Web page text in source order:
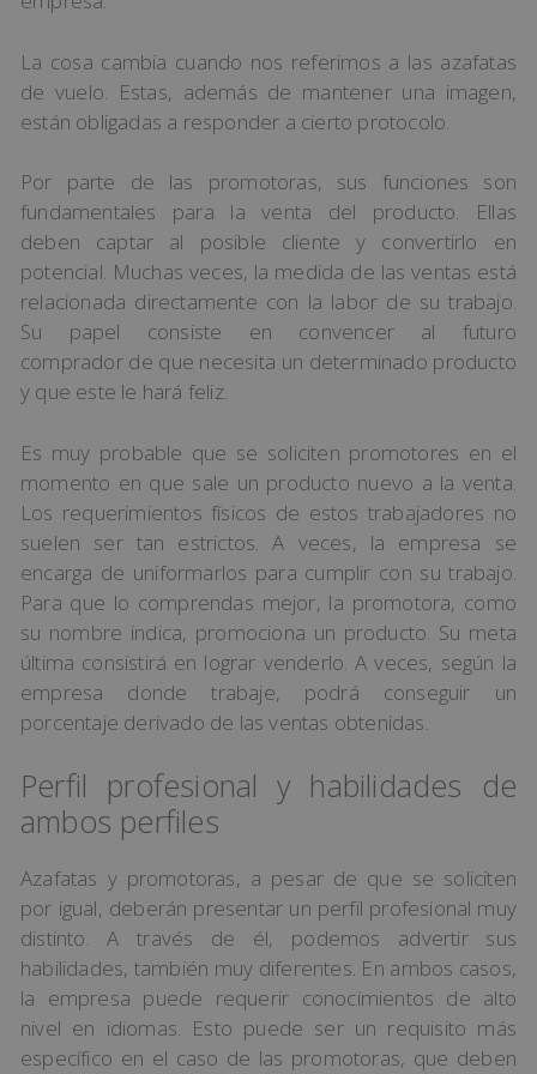
La cosa cambia cuando nos referimos a las azafatas
de vuelo. Estas, además de mantener una imagen,
están obligadas a responder a cierto protocolo.
Por parte de las promotoras, sus funciones son
fundamentales para la venta del producto. Ellas
deben captar al posible cliente y convertirlo en
potencial. Muchas veces, la medida de las ventas está
relacionada directamente con la labor de su trabajo.
Su papel consiste en convencer al futuro
comprador de que necesita un determinado producto
y que este le hará feliz.
Es muy probable que se soliciten promotores en el
momento en que sale un producto nuevo a la venta.
Los requerimientos físicos de estos trabajadores no
suelen ser tan estrictos. A veces, la empresa se
encarga de uniformarlos para cumplir con su trabajo.
Para que lo comprendas mejor, la promotora, como
su nombre indica, promociona un producto. Su meta
última consistirá en lograr venderlo. A veces, según la
empresa donde trabaje, podrá conseguir un
porcentaje derivado de las ventas obtenidas.
Perfil profesional y habilidades de
ambos perfiles
Azafatas y promotoras, a pesar de que se soliciten
por igual, deberán presentar un perfil profesional muy
distinto. A través de él, podemos advertir sus
habilidades, también muy diferentes. En ambos casos,
la empresa puede requerir conocimientos de alto
nivel en idiomas. Esto puede ser un requisito más
específico en el caso de las promotoras, que deben